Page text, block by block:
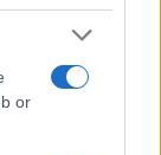
or
hőhullámok és